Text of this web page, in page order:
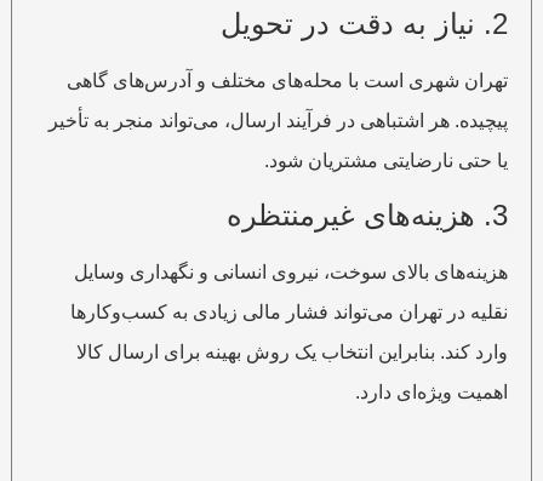
2. نیاز به دقت در تحویل
تهران شهری است با محله‌های مختلف و آدرس‌های گاهی
پیچیده. هر اشتباهی در فرآیند ارسال، می‌تواند منجر به تأخیر
یا حتی نارضایتی مشتریان شود.
3. هزینه‌های غیرمنتظره
هزینه‌های بالای سوخت، نیروی انسانی و نگهداری وسایل
نقلیه در تهران می‌تواند فشار مالی زیادی به کسب‌وکارها
وارد کند. بنابراین انتخاب یک روش بهینه برای ارسال کالا
اهمیت ویژه‌ای دارد.